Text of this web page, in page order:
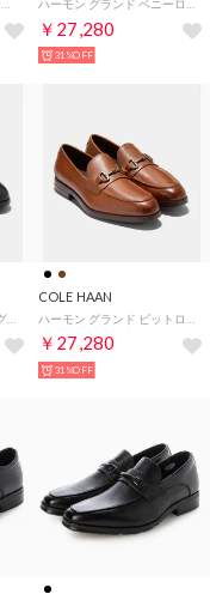
￥27,280
31%OFF
COLE HAAN
￥27,280
31%OFF